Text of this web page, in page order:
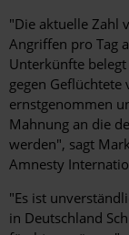
"Die aktuelle Zahl
Angriffen pro Tag
Unterkünfte
gegen
ernstgenommen
Mahnung an die
werden", sagt
Amnesty
"Es ist
in Deutschland